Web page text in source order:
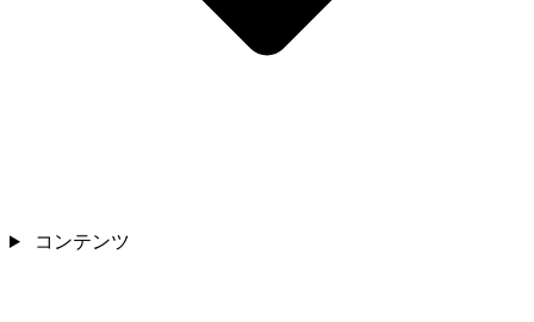
コンテンツ